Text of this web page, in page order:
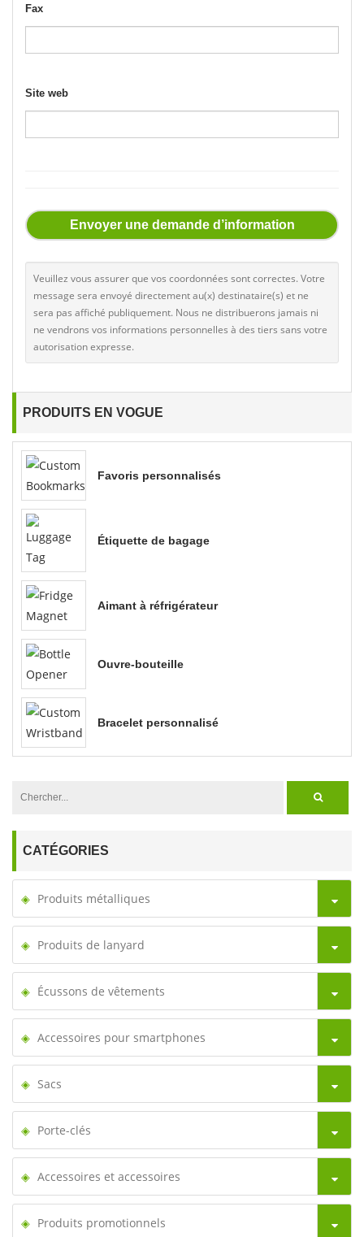
Fax
Site web
Envoyer une demande d’information
Veuillez vous assurer que vos coordonnées sont correctes. Votre
message sera envoyé directement au(x) destinataire(s) et ne
sera pas affiché publiquement. Nous ne distribuerons jamais ni
ne vendrons vos informations personnelles à des tiers sans votre
autorisation expresse.
CATÉGORIES
Produits métalliques
Produits de lanyard
Écussons de vêtements
Accessoires pour smartphones
Sacs
Porte-clés
Accessoires et accessoires
Produits promotionnels
PRODUITS EN VOGUE
Favoris personnalisés
Étiquette de bagage
Aimant à réfrigérateur
Ouvre-bouteille
Bracelet personnalisé